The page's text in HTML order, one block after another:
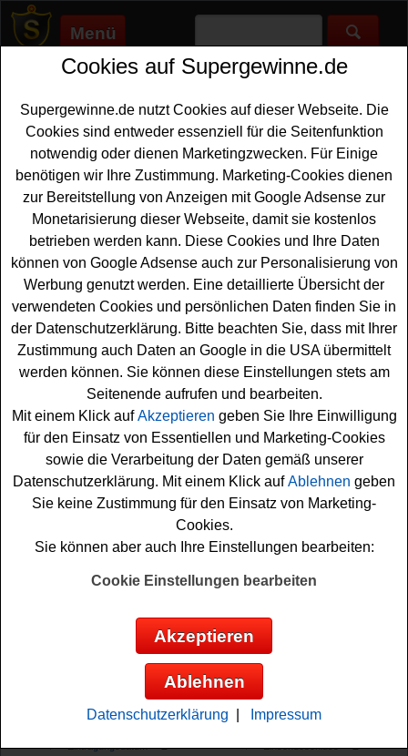
Menü
Supergewinne.de>Gewinnspiele>Moebel-gutschein
Möbelgutschein Gewinnspiele -
kostenlos Möbel Gutschein
gewinnen
Alle Möbelgutschein Gewinnspiele finden Sie hier. Wenn
Sie Ihre Wohnung oder auch nur ein Zimmer neu gestalten
oder einrichten möchten, könnte Ihnen ein Möbel Gutschein
denen Sie einen Möbel Gutschein gewinnen können, finden
Sie in dieser Übersicht. Wenn Sie direkt
möchten, gibt es hier die richtige Liste. Viel Glück bei
diesen kostenlosen Gewinnspielen.
Gewinnsumme ▲ ▼ Gewinnanzahl
▼ Eintragungsdatum ▲ ▼ Einsendeschluss ▲
Cookies auf Supergewinne.de
Supergewinne.de nutzt Cookies auf dieser Webseite. Die
Cookies sind entweder essenziell für die Seitenfunktion
notwendig oder dienen Marketingzwecken. Für Einige
benötigen wir Ihre Zustimmung. Marketing-Cookies dienen
zur Bereitstellung von Anzeigen mit Google Adsense zur
Monetarisierung dieser Webseite, damit sie kostenlos
betrieben werden kann. Diese Cookies und Ihre Daten
können von Google Adsense auch zur Personalisierung von
Werbung genutzt werden. Eine detaillierte Übersicht der
verwendeten Cookies und persönlichen Daten finden Sie in
der Datenschutzerklärung. Bitte beachten Sie, dass mit Ihrer
Zustimmung auch Daten an Google in die USA übermittelt
werden können. Sie können diese Einstellungen stets am
Seitenende aufrufen und bearbeiten.
Mit einem Klick aufAkzeptieren geben Sie Ihre Einwilligung
für den Einsatz von Essentiellen und Marketing-Cookies
sowie die Verarbeitung der Daten gemäß unserer
Datenschutzerklärung. Mit einem Klick aufAblehnen geben
Sie keine Zustimmung für den Einsatz von Marketing-
Cookies.
Sie können aber auch Ihre Einstellungen bearbeiten:
Cookie Einstellungen bearbeiten
Akzeptieren
Ablehnen
Datenschutzerklärung Impressum